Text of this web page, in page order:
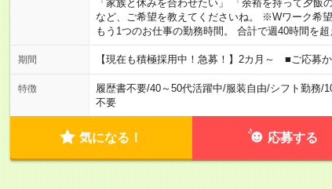
「家族と休みを合わせたい」 「余裕を持って夕飯
など、ご希望を教えてくださいね。 ※Wワーク希
もう1つのお仕事の勤務時間。 合計で週40時間を超
期間 【現在も積極採用中！急募！】2カ月～ ■ご応募
特徴 履歴書不要/40～50代活躍中/服装自由/シフト勤務/
不要
気になる！ 応募する